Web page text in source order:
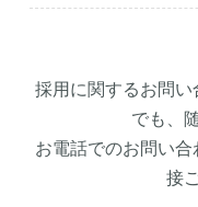
採用に関するお問
でも、
お電話でのお問い
接